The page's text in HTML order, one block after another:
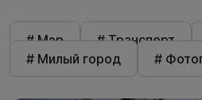
# Мэр # Транспорт
# Милый город
#